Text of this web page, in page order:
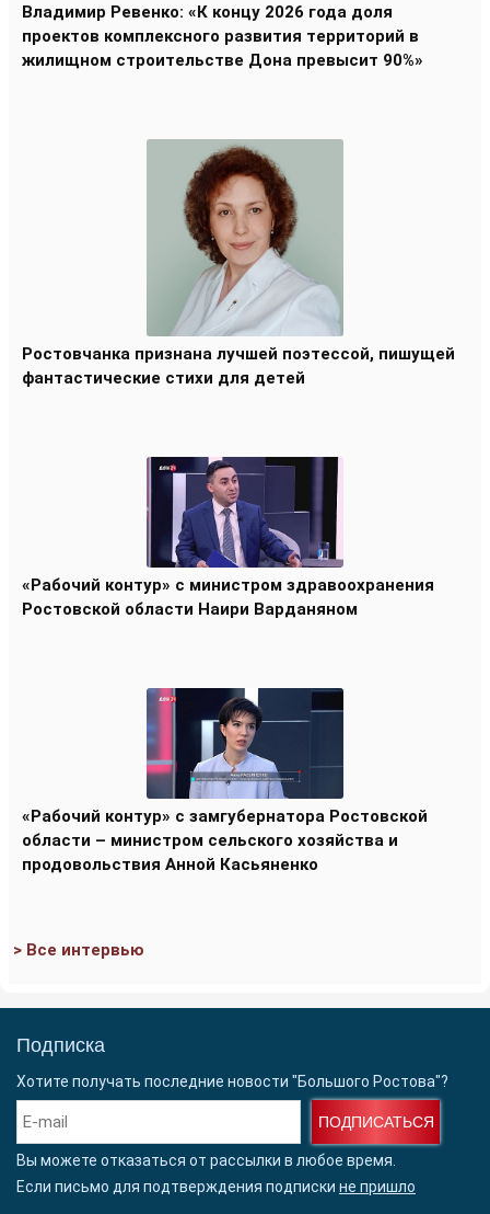
Владимир Ревенко: «К концу 2026 года доля
проектов комплексного развития территорий в
жилищном строительстве Дона превысит 90%»
Ростовчанка признана лучшей поэтессой, пишущей
фантастические стихи для детей
«Рабочий контур» с министром здравоохранения
Ростовской области Наири Варданяном
«Рабочий контур» с замгубернатора Ростовской
области – министром сельского хозяйства и
продовольствия Анной Касьяненко
> Все интервью
Подписка
Хотите получать последние новости "Большого Ростова"?
ПОДПИСАТЬСЯ
Вы можете отказаться от рассылки в любое время.
Если письмо для подтверждения подписки не пришло